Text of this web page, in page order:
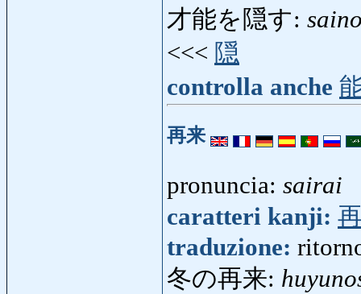
才能を隠す:
<<< 隠
controlla anche
再来
pronuncia: sairai
caratteri kanji:
traduzione:
冬の再来: